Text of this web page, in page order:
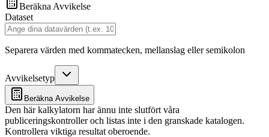
Beräkna Avvikelse
Dataset
Separera värden med kommatecken, mellanslag eller semikolon
Avvikelsetyp
Beräkna Avvikelse
Den här kalkylatorn har ännu inte slutfört våra
publiceringskontroller och listas inte i den granskade katalogen.
Kontrollera viktiga resultat oberoende.